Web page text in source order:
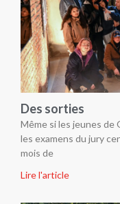
Des sorties
Même si les jeunes
les examens du jury
mois de
Lire l'article